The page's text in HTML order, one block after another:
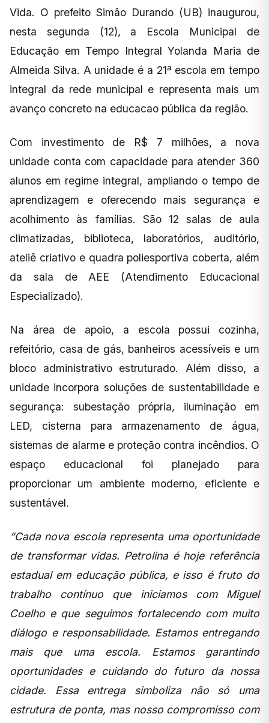
Vida. O prefeito Simão Durando (UB) inaugurou,
nesta segunda (12), a Escola Municipal de
Educação em Tempo Integral Yolanda Maria de
Almeida Silva. A unidade é a 21ª escola em tempo
integral da rede municipal e representa mais um
avanço concreto na educacao pública da região.
Com investimento de R$ 7 milhões, a nova
unidade conta com capacidade para atender 360
alunos em regime integral, ampliando o tempo de
aprendizagem e oferecendo mais segurança e
acolhimento às famílias. São 12 salas de aula
climatizadas, biblioteca, laboratórios, auditório,
ateliê criativo e quadra poliesportiva coberta, além
da sala de AEE (Atendimento Educacional
Especializado).
Na área de apoio, a escola possui cozinha,
refeitório, casa de gás, banheiros acessíveis e um
bloco administrativo estruturado. Além disso, a
unidade incorpora soluções de sustentabilidade e
segurança: subestação própria, iluminação em
LED, cisterna para armazenamento de água,
sistemas de alarme e proteção contra incêndios. O
espaço educacional foi planejado para
proporcionar um ambiente moderno, eficiente e
sustentável.
“Cada nova escola representa uma oportunidade
de transformar vidas. Petrolina é hoje referência
estadual em educação pública, e isso é fruto do
trabalho contínuo que iniciamos com Miguel
Coelho e que seguimos fortalecendo com muito
diálogo e responsabilidade. Estamos entregando
mais que uma escola. Estamos garantindo
oportunidades e cuidando do futuro da nossa
cidade. Essa entrega simboliza não só uma
estrutura de ponta, mas nosso compromisso com